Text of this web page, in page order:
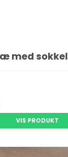
med sokkel
VIS PRODUKT